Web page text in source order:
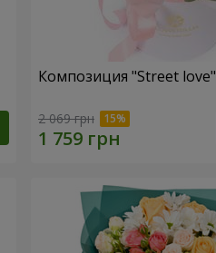
Композиция "Street love"
2 069 грн